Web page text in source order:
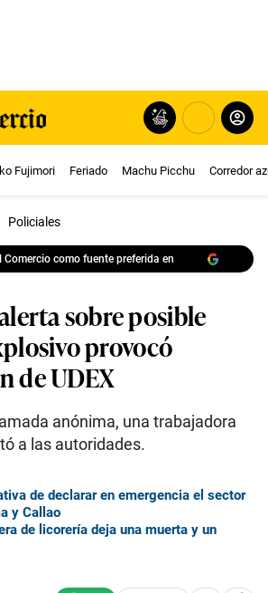
Fujimori Feriado Machu Picchu Corredor
Policiales
Comercio como fuente preferida en
sobre posible
provocó
de UDEX
anónima, una trabajadora
a las autoridades.
de declarar en emergencia el sector
y Callao
de licorería deja una muerta y un